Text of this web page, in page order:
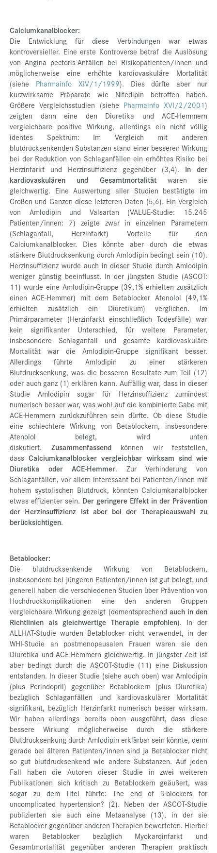
Calciumkanalblocker:
Die Entwicklung für diese Verbindungen war etwas
kontroversieller. Eine erste Kontroverse betraf die Auslösung
von Angina pectoris-Anfällen bei Risikopatienten/innen und
möglicherweise eine erhöhte kardiovaskuläre Mortalität
(siehe Pharmainfo XIV/1/1999). Dies dürfte aber nur
kurzwirksame Präparate wie Nifedipin betroffen haben.
Größere Vergleichsstudien (siehe Pharmainfo XVI/2/2001)
zeigten dann eine den Diuretika und ACE-Hemmern
vergleichbare positive Wirkung, allerdings ein nicht völlig
identes Spektrum: Im Vergleich mit anderen
blutdrucksenkenden Substanzen stand einer besseren Wirkung
bei der Reduktion von Schlaganfällen ein erhöhtes Risiko bei
Herzinfarkt und Herzinsuffizienz gegenüber (3,4). In der
kardiovaskulären und Gesamtmortalitätwaren sie
gleichwertig. Eine Auswertung aller Studien bestätigte im
Großen und Ganzen diese letzteren Daten (5,6). Ein Vergleich
von Amlodipin und Valsartan (VALUE-Studie: 15.245
Patienten/innen: 7) zeigte zwar in einzelnen Parametern
(Schlaganfall, Herzinfarkt) Vorteile für den
Calciumkanalblocker. Dies könnte aber durch die etwas
stärkere Blutdrucksenkung durch Amlodipin bedingt sein (10).
Herzinsuffizienz wurde auch in dieser Studie durch Amlodipin
weniger günstig beeinflusst. In der jüngsten Studie (ASCOT:
11) wurde eine Amlodipin-Gruppe (39,1% erhielten zusätzlich
einen ACE-Hemmer) mit dem Betablocker Atenolol (49,1%
erhielten zusätzlich ein Diuretikum) verglichen. Im
Primärparameter (Herzinfarkt einschließlich Todesfälle) war
kein signifikanter Unterschied, für weitere Parameter,
insbesondere Schlaganfall und gesamte kardiovaskuläre
Mortalität war die Amlodipin-Gruppe signifikant besser.
Allerdings führte Amlodipin zu einer stärkeren
Blutdrucksenkung, was die besseren Resultate zum Teil (12)
oder auch ganz (1) erklären kann. Auffällig war, dass in dieser
Studie Amlodipin sogar für Herzinsuffizienz zumindest
numerisch besser war, was wohl auf die kombinierte Gabe mit
ACE-Hemmern zurückzuführen sein dürfte. Ob diese Studie
eine schlechtere Wirkung von Betablockern, insbesondere
Atenolol belegt, wird unten
diskutiert. Zusammenfassendkönnen wir feststellen,
dassCalciumkanalblocker vergleichbar wirksam sind wie
Diuretika oder ACE-Hemmer. Zur Verhinderung von
Schlaganfällen, vor allem interessant bei Patienten/innen mit
hohem systolischen Blutdruck, könnten Calciumkanalblocker
etwas effizienter sein. Der geringere Effekt in der Prävention
der Herzinsuffizienz ist aber bei der Therapieauswahl zu
berücksichtigen.
Betablocker:
Die blutdrucksenkende Wirkung von Betablockern,
insbesondere bei jüngeren Patienten/innen ist gut belegt, und
generell haben die verschiedenen Studien über Prävention von
Hochdruckkomplikationen eine den anderen Gruppen
vergleichbare Wirkung gezeigt (dementsprechend auch in den
Richtlinien als gleichwertige Therapie empfohlen). In der
ALLHAT-Studie wurden Betablocker nicht verwendet, in der
WHI-Studie an postmenopausalen Frauen waren sie den
Diuretika und ACE-Hemmern gleichwertig. In jüngster Zeit ist
aber bedingt durch die ASCOT-Studie (11) eine Diskussion
entstanden. In dieser Studie (siehe auch oben) war Amlodipin
(plus Perindopril) gegenüber Betablockern (plus Diuretika)
bezüglich Schlaganfällen und kardiovaskulärer Mortalität
signifikant, bezüglich Herzinfarkt numerisch besser wirksam.
Wir haben allerdings bereits oben ausgeführt, dass diese
bessere Wirkung möglicherweise durch die stärkere
Blutdrucksenkung durch Amlodipin erklärbar sein könnte, denn
gerade bei älteren Patienten/innen sind ja Betablocker nicht
so gut blutdrucksenkend wie andere Substanzen. Auf jeden
Fall haben die Autoren dieser Studie in zwei weiteren
Publikationen sich kritisch zu Betablockern geäußert, was
sogar zu dem Titel führte: The end of ß-blockers for
uncomplicated hypertension? (2). Neben der ASCOT-Studie
publizierten sie auch eine Metaanalyse (13), in der sie
Betablocker gegenüber anderen Therapien bewerteten. Hierbei
waren Betablocker bezüglich Myokardinfarkt und
Gesamtmortalität gegenüber anderen Therapien praktisch